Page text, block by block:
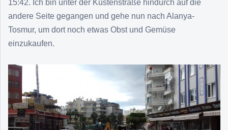
15:42. Ich bin unter der Küstenstraße hindurch auf die
andere Seite gegangen und gehe nun nach Alanya-
Tosmur, um dort noch etwas Obst und Gemüse
einzukaufen.